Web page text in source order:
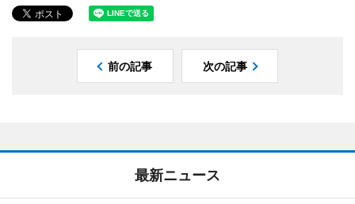
前の記事 次の記事
最新ニュース